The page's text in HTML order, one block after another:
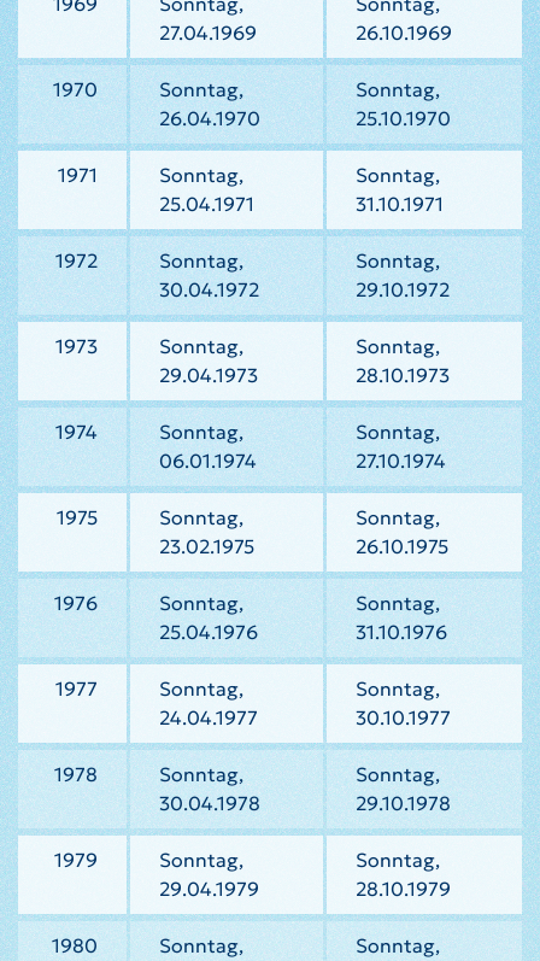
27.04.1969
26.10.1969
1970
Sonntag,
26.04.1970
Sonntag,
25.10.1970
1971
Sonntag,
25.04.1971
Sonntag,
31.10.1971
1972
Sonntag,
30.04.1972
Sonntag,
29.10.1972
1973
Sonntag,
29.04.1973
Sonntag,
28.10.1973
1974
Sonntag,
06.01.1974
Sonntag,
27.10.1974
1975
Sonntag,
23.02.1975
Sonntag,
26.10.1975
1976
Sonntag,
25.04.1976
Sonntag,
31.10.1976
1977
Sonntag,
24.04.1977
Sonntag,
30.10.1977
1978
Sonntag,
30.04.1978
Sonntag,
29.10.1978
1979
Sonntag,
29.04.1979
Sonntag,
28.10.1979
1980
Sonntag,
Sonntag,